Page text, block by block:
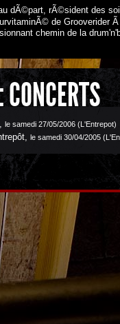
dÃ©part, rÃ©sident des
de
chemin de la
, le samedi 27/05/2006 (L'Entrepot)
, le samedi 30/04/2005